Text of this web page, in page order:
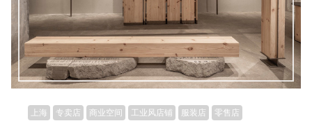
上海 专卖店 商业空间 工业风店铺 服装店 零售店